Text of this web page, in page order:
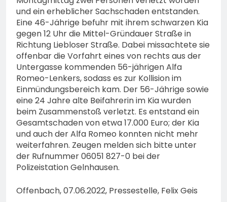
und ein erheblicher Sachschaden entstanden.
Eine 46-Jährige befuhr mit ihrem schwarzen Kia
gegen 12 Uhr die Mittel-Gründauer Straße in
Richtung Liebloser Straße. Dabei missachtete sie
offenbar die Vorfahrt eines von rechts aus der
Untergasse kommenden 56-jährigen Alfa
Romeo-Lenkers, sodass es zur Kollision im
Einmündungsbereich kam. Der 56-Jährige sowie
eine 24 Jahre alte Beifahrerin im Kia wurden
beim Zusammenstoß verletzt. Es entstand ein
Gesamtschaden von etwa 17.000 Euro; der Kia
und auch der Alfa Romeo konnten nicht mehr
weiterfahren. Zeugen melden sich bitte unter
der Rufnummer 06051 827-0 bei der
Polizeistation Gelnhausen.
Offenbach, 07.06.2022, Pressestelle, Felix Geis